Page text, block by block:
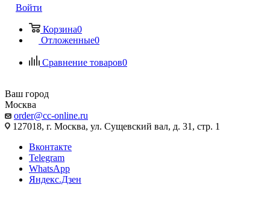
Войти
Корзина0
Отложенные0
Сравнение товаров0
Ваш город
Москва
order@cc-online.ru
127018, г. Москва, ул. Сущевский вал, д. 31, стр. 1
Вконтакте
Telegram
WhatsApp
Яндекс.Дзен